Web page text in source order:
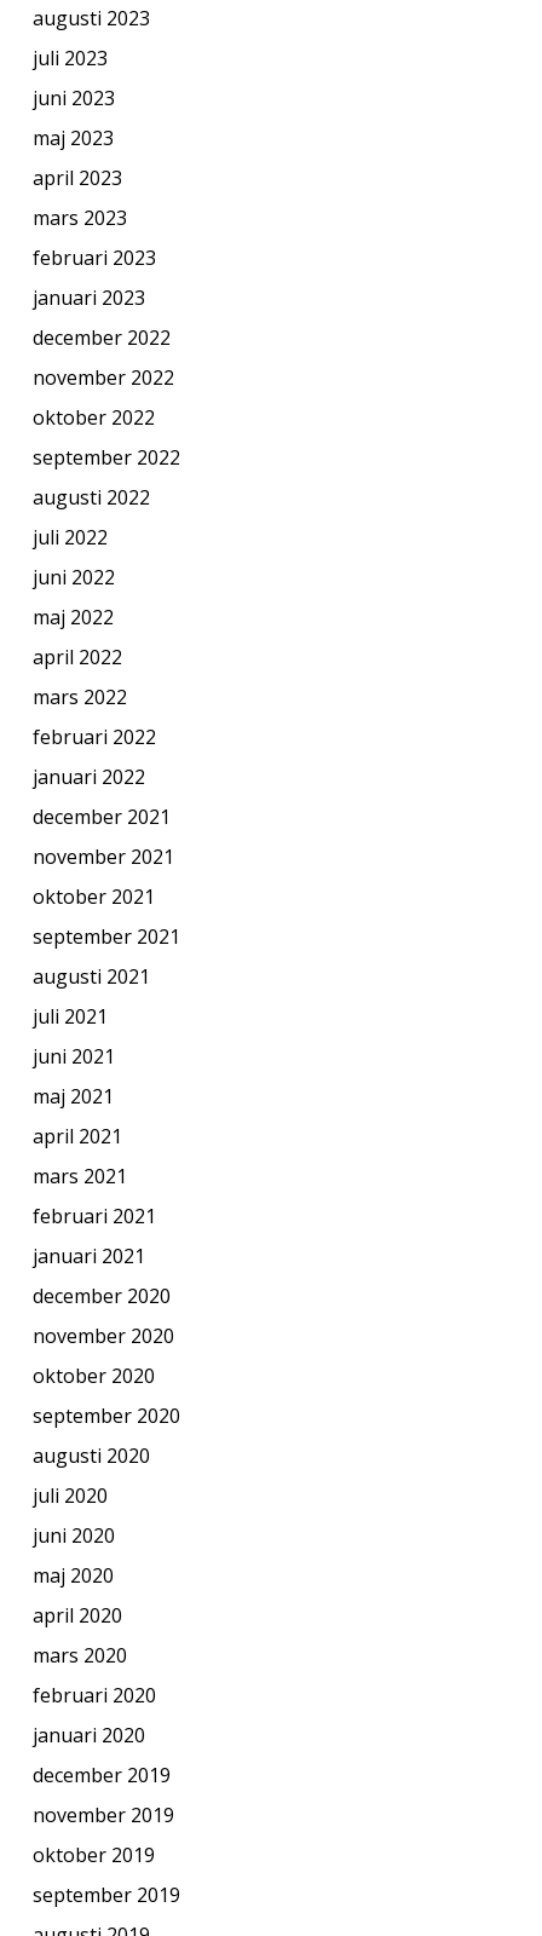
augusti 2023
juli 2023
juni 2023
maj 2023
april 2023
mars 2023
februari 2023
januari 2023
december 2022
november 2022
oktober 2022
september 2022
augusti 2022
juli 2022
juni 2022
maj 2022
april 2022
mars 2022
februari 2022
januari 2022
december 2021
november 2021
oktober 2021
september 2021
augusti 2021
juli 2021
juni 2021
maj 2021
april 2021
mars 2021
februari 2021
januari 2021
december 2020
november 2020
oktober 2020
september 2020
augusti 2020
juli 2020
juni 2020
maj 2020
april 2020
mars 2020
februari 2020
januari 2020
december 2019
november 2019
oktober 2019
september 2019